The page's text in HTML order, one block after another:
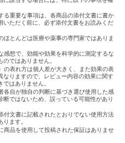
る重要な事項は、各商品の添付文書に書か
いただく前に、必ず添付文書をお読みくだ
ほとんどは医療や薬事の専門家ではありま
感想で、効能や効果を科学的に測定するな
ではありません。
の表れ方は個人差が大きく、また効果の表
なりますので、レビュー内容の効果に関す
はありません。
各自が独自の判断に基づき選び使用した感
ではないため、誤っている可能性があり
付文書に記載されたとおりでない使用方法
ます。
商品を使用して投稿された保証はありませ